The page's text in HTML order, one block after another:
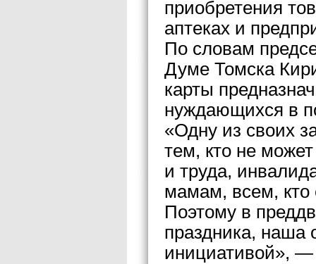
приобретения
аптеках и
По словам
Думе Томска
карты
нуждающихся в
«Одну из своих
тем, кто не
и труда,
мамам, всем, кто
Поэтому в
праздника, наша
инициативой»,